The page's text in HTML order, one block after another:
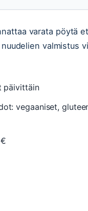
varata pöytä
valmistus
päivittäin
vegaaniset,